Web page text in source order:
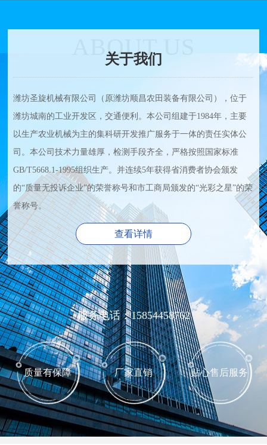
ABOUT US
关于我们
潍坊圣旋机械有限公司（原潍坊顺昌农田装备有限公司），位于
潍坊城南的工业开发区，交通便利。本公司组建于1984年，主要
以生产农业机械为主的集科研开发推广服务于一体的责任实体公
司。本公司技术力量雄厚，检测手段齐全，严格按照国家标准
GB/T5668.1-1995组织生产。并连续5年获得省消费者协会颁发
的“质量无投诉企业”的荣誉称号和市工商局颁发的“光彩之星”的荣
誉称号。
查看详情
服务电话：15854458762
质量有保障 厂家直销 贴心售后服务